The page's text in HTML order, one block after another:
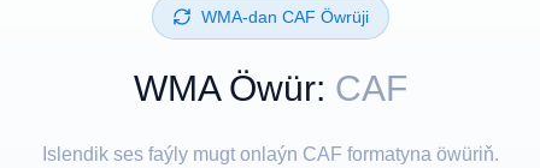
⁦WMA⁩-dan ⁦CAF⁩ Öwrüji
⁦WMA⁩ Öwür: CAF
Islendik ses faýly mugt onlaýn CAF formatyna öwüriň.